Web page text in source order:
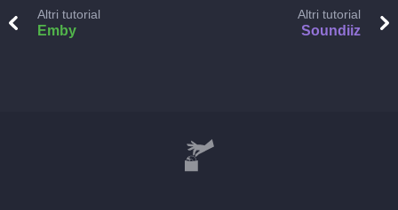
Altri tutorial
Emby
Altri tutorial
Soundiiz